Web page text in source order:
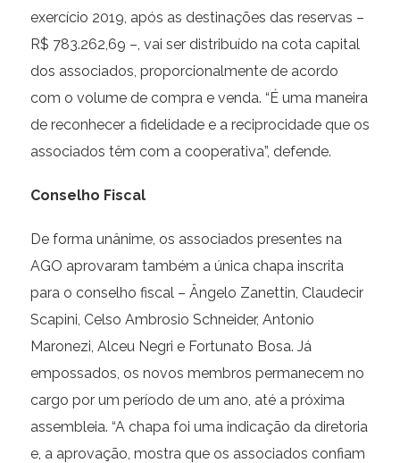
exercício 2019, após as destinações das reservas –
R$ 783.262,69 –, vai ser distribuído na cota capital
dos associados, proporcionalmente de acordo
com o volume de compra e venda. “É uma maneira
de reconhecer a fidelidade e a reciprocidade que os
associados têm com a cooperativa”, defende.
Conselho Fiscal
De forma unânime, os associados presentes na
AGO aprovaram também a única chapa inscrita
para o conselho fiscal – Ângelo Zanettin, Claudecir
Scapini, Celso Ambrosio Schneider, Antonio
Maronezi, Alceu Negri e Fortunato Bosa. Já
empossados, os novos membros permanecem no
cargo por um período de um ano, até a próxima
assembleia. “A chapa foi uma indicação da diretoria
e, a aprovação, mostra que os associados confiam